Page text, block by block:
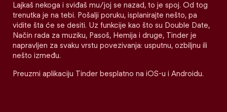
Lajkaš nekoga i sviđaš mu/joj se nazad, to je spoj. Od tog
trenutka je na tebi. Pošalji poruku, isplanirajte nešto, pa
vidite šta će se desiti. Uz funkcije kao što su Double Date,
Način rada za muziku, Pasoš, Hemija i druge, Tinder je
napravljen za svaku vrstu povezivanja: usputnu, ozbiljnu ili
nešto između.
Preuzmi aplikaciju Tinder besplatno na iOS-u i Androidu.